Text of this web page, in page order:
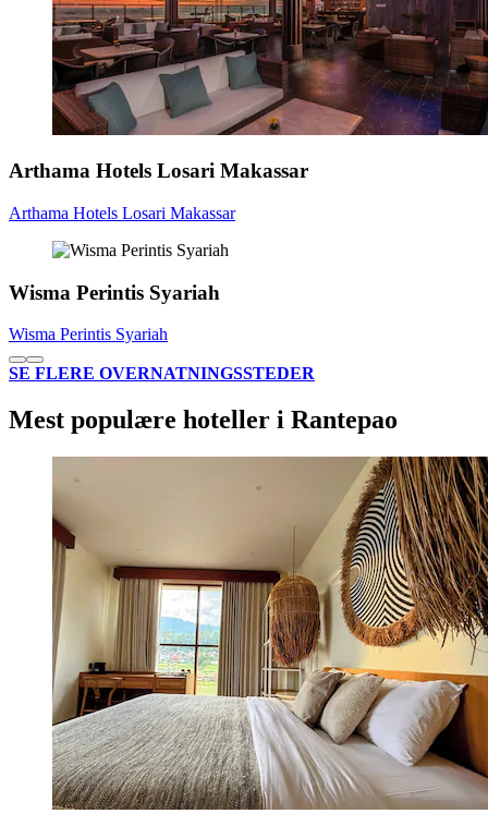
Arthama Hotels Losari Makassar
Arthama Hotels Losari Makassar
Wisma Perintis Syariah
Wisma Perintis Syariah
SE FLERE OVERNATNINGSSTEDER
Mest populære hoteller i Rantepao